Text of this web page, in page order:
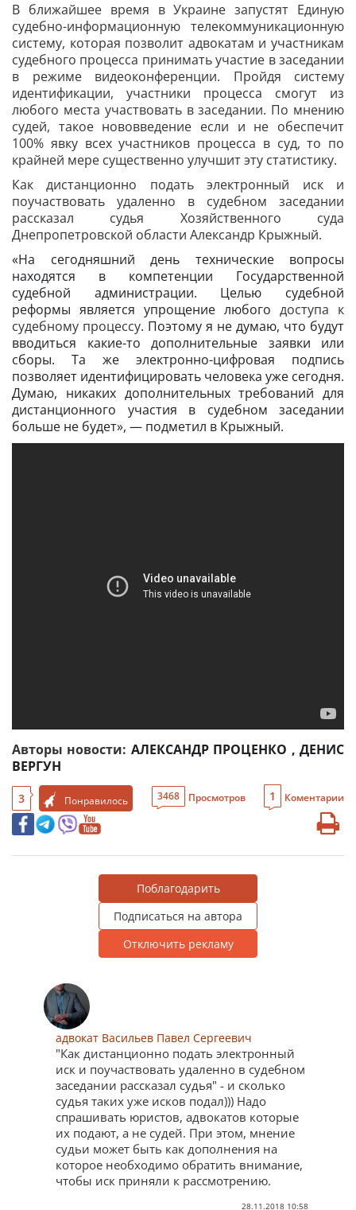
В ближайшее время в Украине запустят Единую
судебно-информационную телекоммуникационную
систему, которая позволит адвокатам и участникам
судебного процесса принимать участие в заседании
в режиме видеоконференции. Пройдя систему
идентификации, участники процесса смогут из
любого места участвовать в заседании. По мнению
судей, такое нововведение если и не обеспечит
100% явку всех участников процесса в суд, то по
крайней мере существенно улучшит эту статистику.
Как дистанционно подать электронный иск и
поучаствовать удаленно в судебном заседании
рассказал судья Хозяйственного суда
Днепропетровской области Александр Крыжный.
«На сегодняшний день технические вопросы
находятся в компетенции Государственной
судебной администрации. Целью судебной
реформы является упрощение любого доступа к
судебному процессу. Поэтому я не думаю, что будут
вводиться какие-то дополнительные заявки или
сборы. Та же электронно-цифровая подпись
позволяет идентифицировать человека уже сегодня.
Думаю, никаких дополнительных требований для
дистанционного участия в судебном заседании
больше не будет», — подметил в Крыжный.
Авторы новости: АЛЕКСАНДР ПРОЦЕНКО ,ДЕНИС
ВЕРГУН
3 Понравилось 3468 Просмотров 1 Коментарии
Поблагодарить
Подписаться на автора
Отключить рекламу
адвокат Васильев Павел Сергеевич
"Как дистанционно подать электронный
иск и поучаствовать удаленно в судебном
заседании рассказал судья" - и сколько
судья таких уже исков подал))) Надо
спрашивать юристов, адвокатов которые
их подают, а не судей. При этом, мнение
судьи может быть как дополнения на
которое необходимо обратить внимание,
чтобы иск приняли к рассмотрению.
28.11.2018 10:58